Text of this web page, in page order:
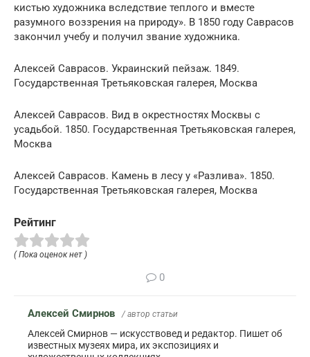
кистью художника вследствие теплого и вместе
разумного воззрения на природу». В 1850 году Саврасов
закончил учебу и получил звание художника.
Алексей Саврасов. Украинский пейзаж. 1849.
Государственная Третьяковская галерея, Москва
Алексей Саврасов. Вид в окрестностях Москвы с
усадьбой. 1850. Государственная Третьяковская галерея,
Москва
Алексей Саврасов. Камень в лесу у «Разлива». 1850.
Государственная Третьяковская галерея, Москва
Рейтинг
( Пока оценок нет )
0
Алексей Смирнов / автор статьи
Алексей Смирнов — искусствовед и редактор. Пишет об
известных музеях мира, их экспозициях и